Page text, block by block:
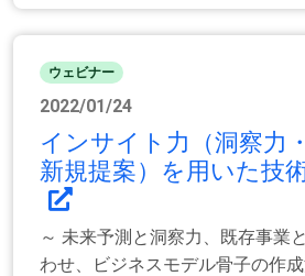
ウェビナー
2022/01/24
インサイト力（洞察力
新規提案）を用いた技
～ 未来予測と洞察力、既存事業
わせ、ビジネスモデル骨子の作